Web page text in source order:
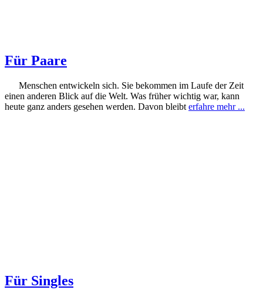
Für Paare
Menschen entwickeln sich. Sie bekommen im Laufe der Zeit
einen anderen Blick auf die Welt. Was früher wichtig war, kann
heute ganz anders gesehen werden. Davon bleibt erfahre mehr ...
Für Singles